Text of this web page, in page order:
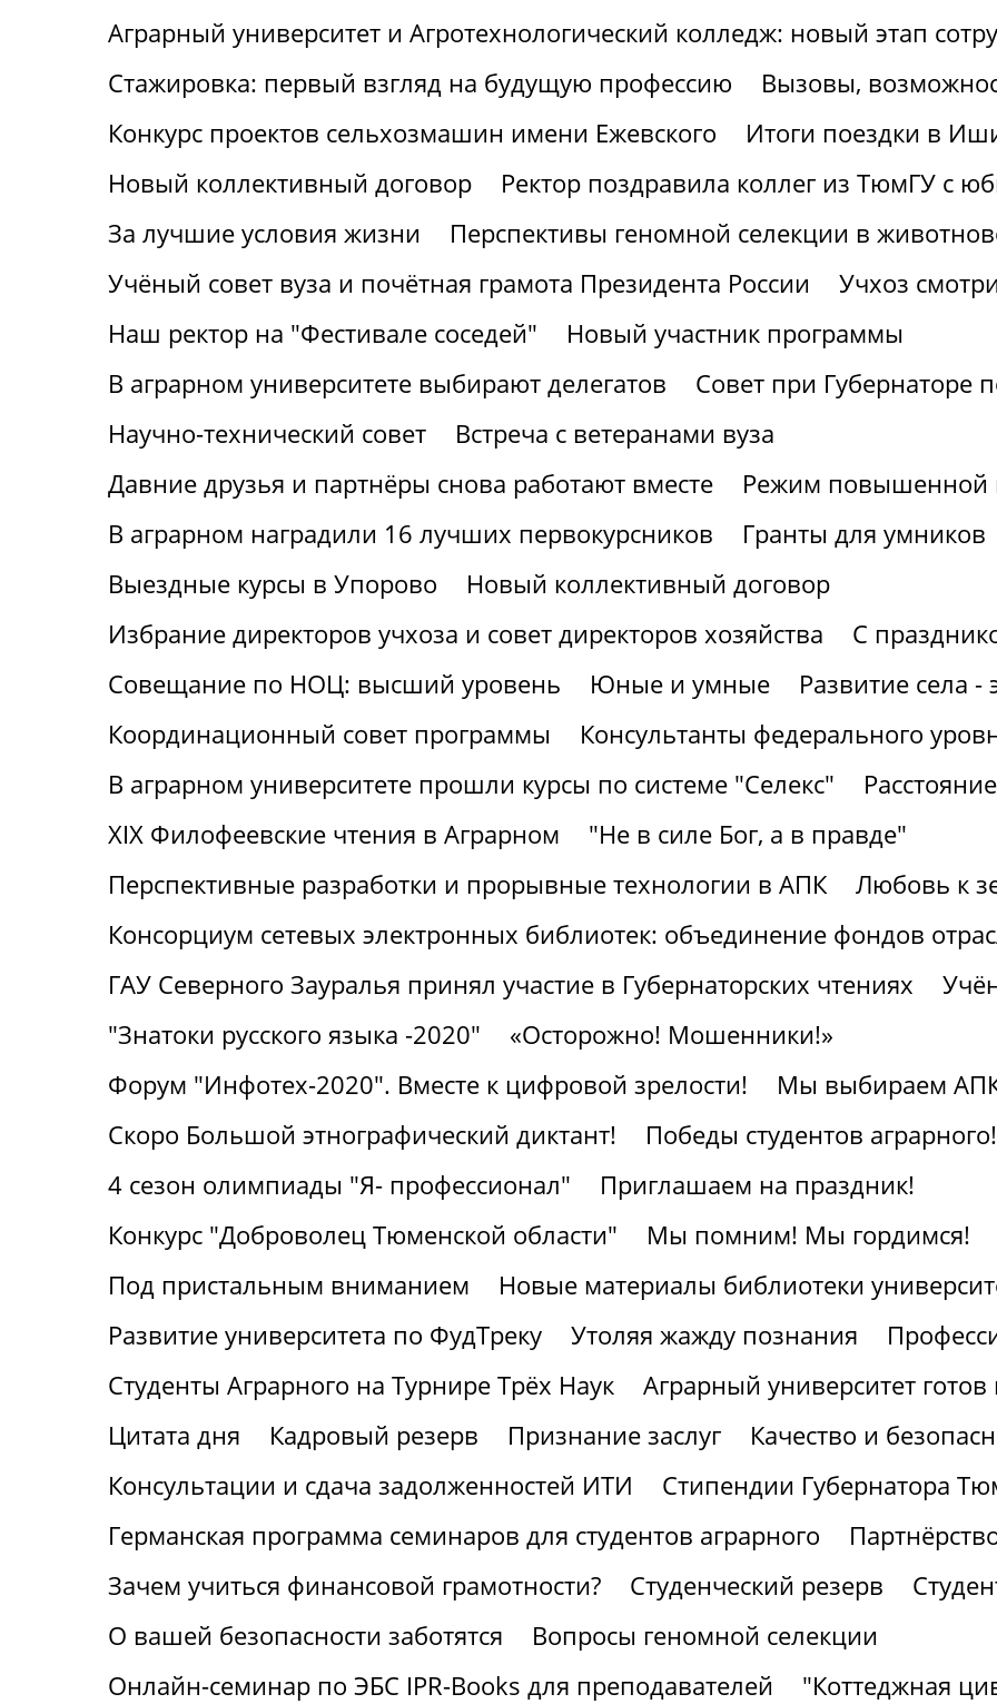
Аграрный университет и Агротехнологический колледж: новый этап
Стажировка: первый взгляд на будущую профессию
Вызовы,
Конкурс проектов сельхозмашин имени Ежевского
Итоги поездки в
Новый коллективный договор
Ректор поздравила коллег из ТюмГУ с
За лучшие условия жизни
Перспективы геномной селекции в
Учёный совет вуза и почётная грамота Президента России
Учхоз
Наш ректор на "Фестивале соседей"
Новый участник программы
В аграрном университете выбирают делегатов
Совет при Губернаторе
Научно-технический совет
Встреча с ветеранами вуза
Давние друзья и партнёры снова работают вместе
Режим повышенной
В аграрном наградили 16 лучших первокурсников
Гранты для умников
Выездные курсы в Упорово
Новый коллективный договор
Избрание директоров учхоза и совет директоров хозяйства
С
Совещание по НОЦ: высший уровень
Юные и умные
Развитие села
Координационный совет программы
Консультанты федерального
В аграрном университете прошли курсы по системе "Селекс"
XIX Филофеевские чтения в Аграрном
"Не в силе Бог, а в правде"
Перспективные разработки и прорывные технологии в АПК
Любовь к
Консорциум сетевых электронных библиотек: объединение фондов
ГАУ Северного Зауралья принял участие в Губернаторских чтениях
"Знатоки русского языка -2020"
«Осторожно! Мошенники!»
Форум "Инфотех-2020". Вместе к цифровой зрелости!
Мы выбираем
Скоро Большой этнографический диктант!
Победы студентов аграрного!
4 сезон олимпиады "Я- профессионал"
Приглашаем на праздник!
Конкурс "Доброволец Тюменской области"
Мы помним! Мы гордимся!
Под пристальным вниманием
Новые материалы библиотеки
Развитие университета по ФудТреку
Утоляя жажду познания
Студенты Аграрного на Турнире Трёх Наук
Аграрный университет
Цитата дня
Кадровый резерв Признание заслуг
Качество и
Консультации и сдача задолженностей ИТИ
Стипендии Губернатора
Германская программа семинаров для студентов аграрного
Зачем учиться финансовой грамотности?
Студенческий резерв
О вашей безопасности заботятся
Вопросы геномной селекции
Онлайн-семинар по ЭБС IPR-Books для преподавателей
"Коттеджная